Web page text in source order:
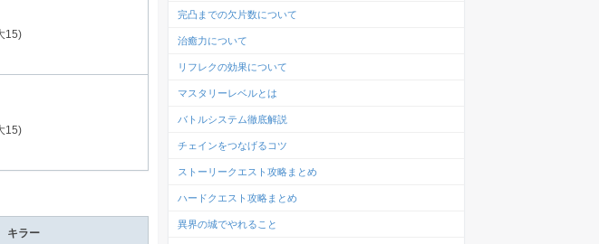
15)
15)
キラー
完凸までの欠片数について
治癒力について
リフレクの効果について
マスタリーレベルとは
バトルシステム徹底解説
チェインをつなげるコツ
ストーリークエスト攻略まとめ
ハードクエスト攻略まとめ
異界の城でやれること